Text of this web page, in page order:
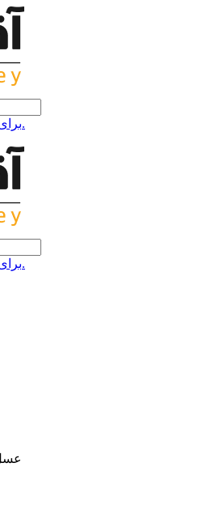
برای محصولات بیشتر کلیک کنید.
برای محصولات بیشتر کلیک کنید.